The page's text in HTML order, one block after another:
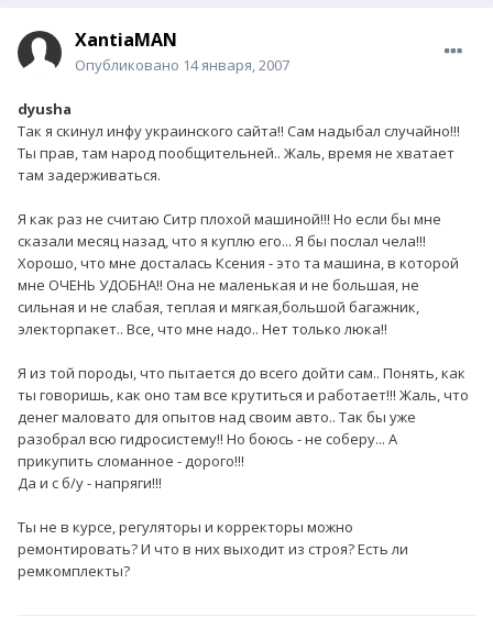
XantiaMAN
Опубликовано 14 января, 2007
dyusha
Так я скинул инфу украинского сайта!! Сам надыбал случайно!!!
Ты прав, там народ пообщительней.. Жаль, время не хватает
там задерживаться.
Я как раз не считаю Ситр плохой машиной!!! Но если бы мне
сказали месяц назад, что я куплю его... Я бы послал чела!!!
Хорошо, что мне досталась Ксения - это та машина, в которой
мне ОЧЕНЬ УДОБНА!! Она не маленькая и не большая, не
сильная и не слабая, теплая и мягкая,большой багажник,
электорпакет.. Все, что мне надо.. Нет только люка!!
Я из той породы, что пытается до всего дойти сам.. Понять, как
ты говоришь, как оно там все крутиться и работает!!! Жаль, что
денег маловато для опытов над своим авто.. Так бы уже
разобрал всю гидросистему!! Но боюсь - не соберу... А
прикупить сломанное - дорого!!!
Да и с б/у - напряги!!!
Ты не в курсе, регуляторы и корректоры можно
ремонтировать? И что в них выходит из строя? Есть ли
ремкомплекты?